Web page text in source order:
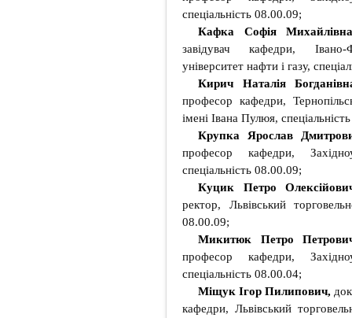
спеціальність 08.00.09;
Кафка Софія
завідувач кафедри, Івано-
університет нафти і газу,
Кирич Наталія
професор кафедри,
імені Івана Пулюя,
Крупка Ярослав
професор кафедри,
спеціальність 08.00.09;
Куцик Петро
ректор, Львівський
08.00.09;
Микитюк Петро
професор кафедри,
спеціальність 08.00.04;
Міщук Ігор Пилипович,
кафедри, Львівський